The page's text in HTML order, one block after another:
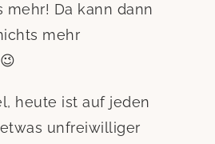
mehr! Da kann dann
mehr
heute ist auf jeden
unfreiwilliger